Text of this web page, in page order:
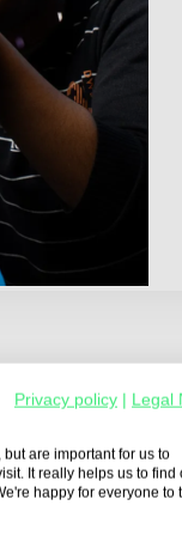
Privacy policy
Legal
are important for us to
It really helps us to find
happy for everyone to